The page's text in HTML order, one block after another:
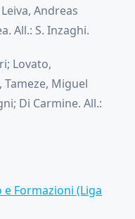
Andreas
All.: S. Inzaghi.
Lovato,
Miguel
Di Carmine. All.:
Formazioni (Liga